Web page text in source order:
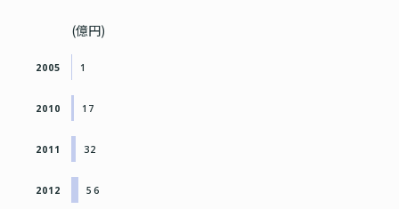
(億円)
1
2005
17
2010
32
2011
56
2012